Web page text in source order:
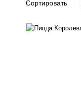
Сортировать